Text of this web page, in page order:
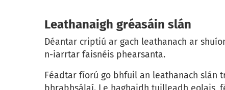
Leathanaigh gréasáin slán
Déantar criptiú ar gach leathanach ar
n-iarrtar faisnéis phearsanta.
Féadtar fíorú go bhfuil an leathanach slán
bhrabhsálaí. Le haghaidh tuilleadh eolais,